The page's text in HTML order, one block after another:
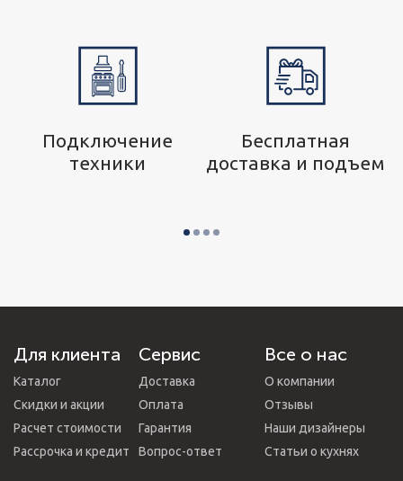
Подключение
техники
Бесплатная
доставка и подъем
Для клиента
Каталог
Скидки и акции
Расчет стоимости
Рассрочка и кредит
Сервис
Доставка
Оплата
Гарантия
Вопрос-ответ
Все о нас
О компании
Отзывы
Наши дизайнеры
Статьи о кухнях